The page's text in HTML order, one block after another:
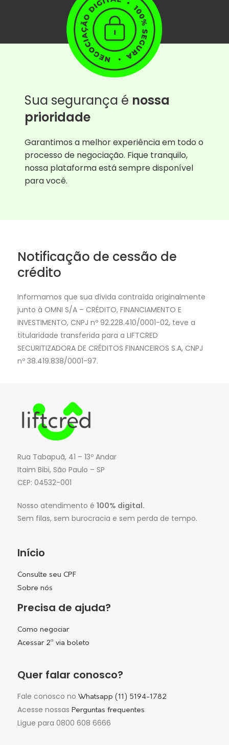
Sua segurança é nossa
prioridade
Garantimos a melhor experiência em todo o
processo de negociação. Fique tranquilo,
nossa plataforma está sempre disponível
para você.
Notificação de cessão de
crédito
Informamos que sua dívida contraída originalmente
junto à OMNI S/A – CRÉDITO, FINANCIAMENTO E
INVESTIMENTO, CNPJ nº 92.228.410/0001-02, teve a
titularidade transferida para a LIFTCRED
SECURITIZADORA DE CRÉDITOS FINANCEIROS S.A, CNPJ
nº 38.419.838/0001-97.
Rua Tabapuã, 41 – 13º Andar
Itaim Bibi, São Paulo – SP
CEP: 04532-001
Nosso atendimento é 100% digital.
Sem filas, sem burocracia e sem perda de tempo.
Início
Consulte seu CPF
Sobre nós
Precisa de ajuda?
Como negociar
Acessar 2ª via boleto
Quer falar conosco?
Fale conosco no Whatsapp (11) 5194-1782
Acesse nossas Perguntas frequentes
Ligue para 0800 608 6666